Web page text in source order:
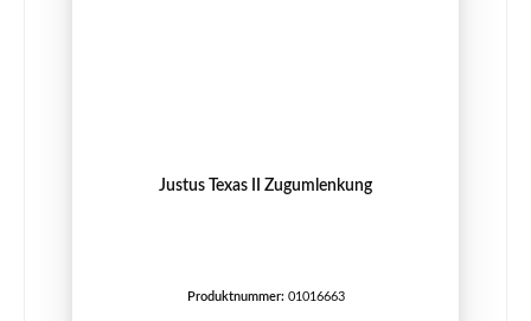
Justus Texas II Zugumlenkung
Produktnummer: 01016663